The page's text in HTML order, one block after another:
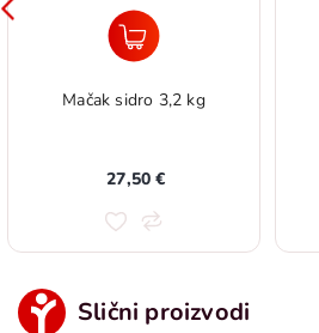
Mačak sidro 3,2 kg
27,50 €
Slični proizvodi